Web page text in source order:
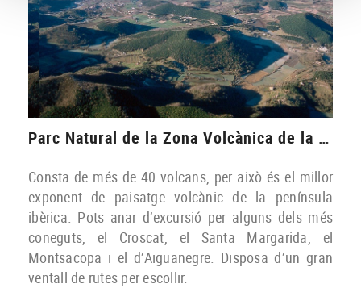
Parc Natural de la Zona Volcànica de la Garrotxa
Consta de més de 40 volcans, per això és el millor
exponent de paisatge volcànic de la península
ibèrica . Pots anar d’excursió per alguns dels més
coneguts, el Croscat, el Santa Margarida, el
Montsacopa i el d’Aiguanegre. Disposa d’un gran
ventall de rutes per escollir.